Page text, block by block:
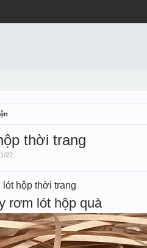
thời trang
22
hộp thời trang
rơm lót hộp quà